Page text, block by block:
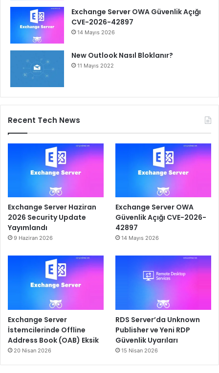
Exchange Server OWA Güvenlik Açığı
CVE-2026-42897
14 Mayıs 2026
New Outlook Nasıl Bloklanır?
11 Mayıs 2022
Recent Tech News
Exchange Server Haziran
2026 Security Update
Yayımlandı
9 Haziran 2026
Exchange Server OWA
Güvenlik Açığı CVE-2026-
42897
14 Mayıs 2026
Exchange Server
İstemcilerinde Offline
Address Book (OAB) Eksik
20 Nisan 2026
RDS Server’da Unknown
Publisher ve Yeni RDP
Güvenlik Uyarıları
15 Nisan 2026